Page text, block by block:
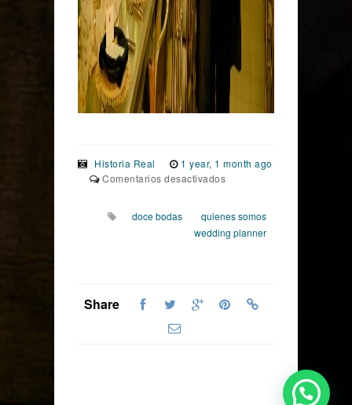
Historia Real
1 year, 1 month ago
Comentarios desactivadosen
deseos
en
doce bodas
quienes somos
wedding planner
Share